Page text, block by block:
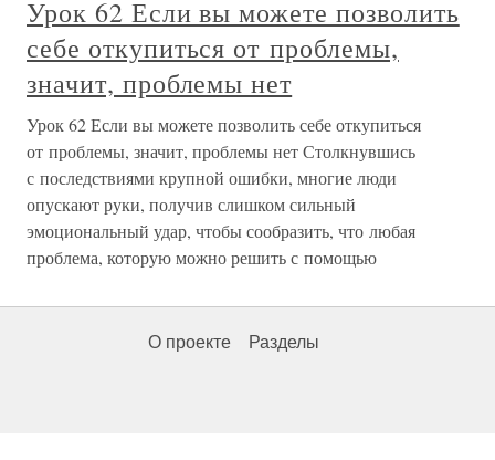
Урок 62 Если вы можете позволить
себе откупиться от проблемы,
значит, проблемы нет
Урок 62 Если вы можете позволить себе откупиться
от проблемы, значит, проблемы нет Столкнувшись
с последствиями крупной ошибки, многие люди
опускают руки, получив слишком сильный
эмоциональный удар, чтобы сообразить, что любая
проблема, которую можно решить с помощью
О проекте Разделы